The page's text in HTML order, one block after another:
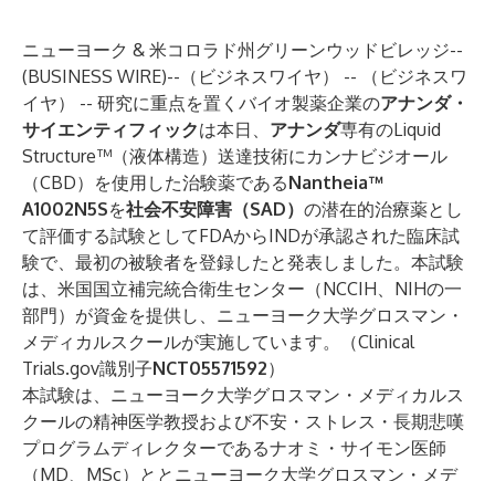
ニューヨーク & 米コロラド州グリーンウッドビレッジ--
(BUSINESS WIRE)-- （ビジネスワイヤ） -- （ビジネスワ
イヤ） -- 研究に重点を置くバイオ製薬企業のアナンダ・
サイエンティフィックは本日、 アナンダ専有のLiquid
Structure™（液体構造）送達技術にカンナビジオール
（CBD）を使用した治験薬であるNantheia™
A1002N5Sを社会不安障害（SAD） の潜在的治療薬とし
て評価する試験としてFDAからINDが承認された臨床試
験で、最初の被験者を登録したと発表しました。本試験
は、米国国立補完統合衛生センター（NCCIH、NIHの一
部門）が資金を提供し、 ニューヨーク大学グロスマン・
メディカルスクールが実施しています。（Clinical
Trials.gov識別子NCT05571592）
本試験は、ニューヨーク大学グロスマン・メディカルス
クールの精神医学教授および不安・ストレス・長期悲嘆
プログラムディレクターであるナオミ・サイモン医師
（MD、MSc） ととニューヨーク大学グロスマン・メデ